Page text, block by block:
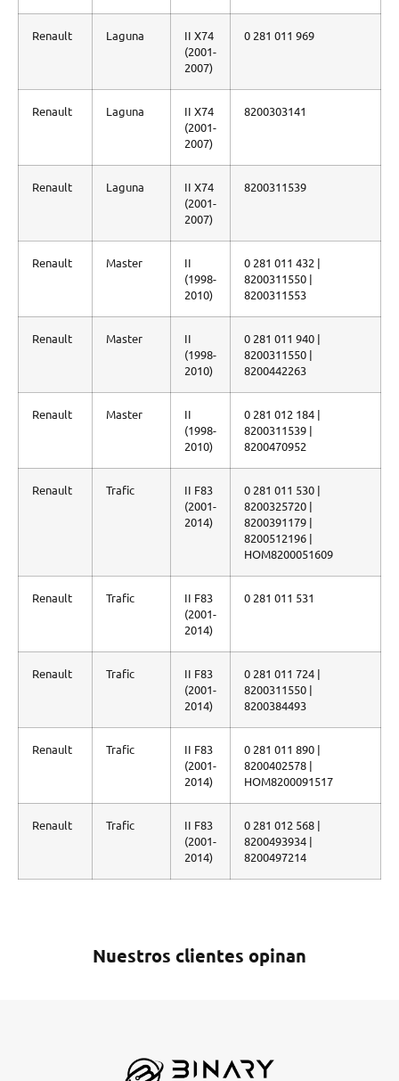
Renault Laguna
II X74
(2001-
2007)
0 281 011 969
Renault Laguna
II X74
(2001-
2007)
8200303141
Renault Laguna
II X74
(2001-
2007)
8200311539
Renault Master
II
(1998-
2010)
0 281 011 432 |
8200311550 |
8200311553
Renault Master
II
(1998-
2010)
0 281 011 940 |
8200311550 |
8200442263
Renault Master
II
(1998-
2010)
0 281 012 184 |
8200311539 |
8200470952
Renault Trafic
II F83
(2001-
2014)
0 281 011 530 |
8200325720 |
8200391179 |
8200512196 |
HOM8200051609
Renault Trafic
II F83
(2001-
2014)
0 281 011 531
Renault Trafic
II F83
(2001-
2014)
0 281 011 724 |
8200311550 |
8200384493
Renault Trafic
II F83
(2001-
2014)
0 281 011 890 |
8200402578 |
HOM8200091517
Renault Trafic
II F83
(2001-
2014)
0 281 012 568 |
8200493934 |
8200497214
Nuestros clientes opinan